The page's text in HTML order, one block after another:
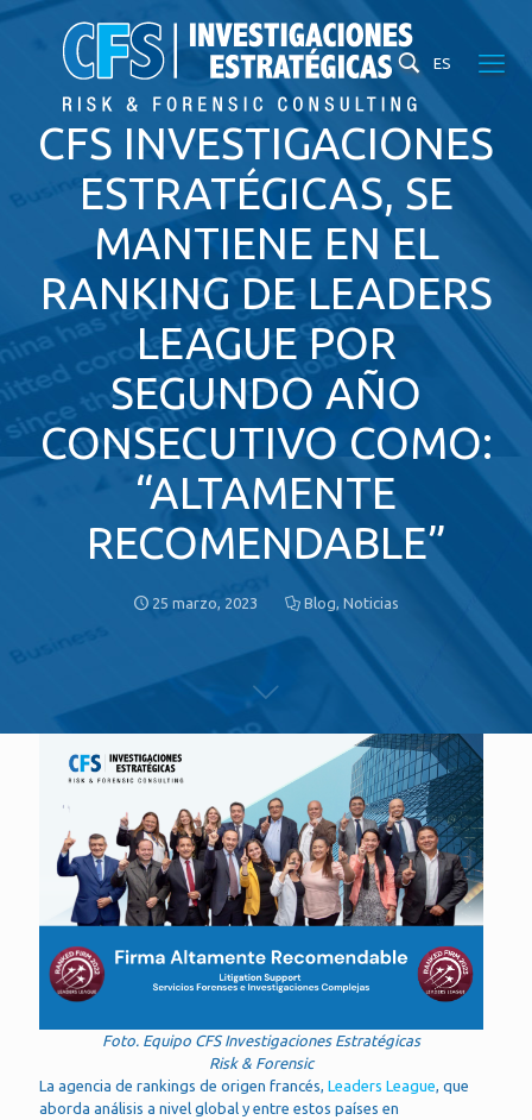
ES
CFS INVESTIGACIONES
ESTRATÉGICAS, SE
MANTIENE EN EL
RANKING DE LEADERS
LEAGUE POR
SEGUNDO AÑO
CONSECUTIVO COMO:
“ALTAMENTE
RECOMENDABLE”
25 marzo, 2023 Blog, Noticias
Foto. Equipo CFS Investigaciones Estratégicas
Risk & Forensic
La agencia de rankings de origen francés, Leaders League, que
aborda análisis a nivel global y entre estos países en